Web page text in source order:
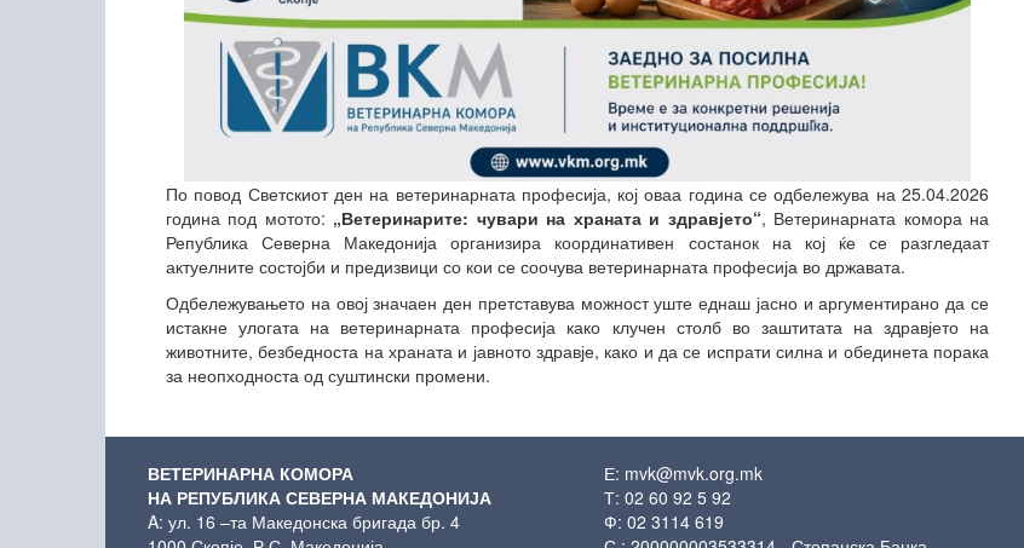
По повод Светскиот ден на ветеринарната професија, кој оваа година се одбележува на 25.04.2026
година под мотото: „Ветеринарите: чувари на храната и здравјето“, Ветеринарната комора на
Република Северна Македонија организира координативен состанок на кој ќе се разгледаат
актуелните состојби и предизвици со кои се соочува ветеринарната професија во државата.
Одбележувањето на овој значаен ден претставува можност уште еднаш јасно и аргументирано да се
истакне улогата на ветеринарната професија како клучен столб во заштитата на здравјето на
животните, безбедноста на храната и јавното здравје, како и да се испрати силна и обединета порака
за неопходноста од суштински промени.
ВЕТЕРИНАРНА КОМОРА
НА РЕПУБЛИКА СЕВЕРНА МАКЕДОНИЈА
A: ул. 16 –та Македонска бригада бр. 4
Е: mvk@mvk.org.mk
Т: 02 60 92 5 92
Ф: 02 3114 619